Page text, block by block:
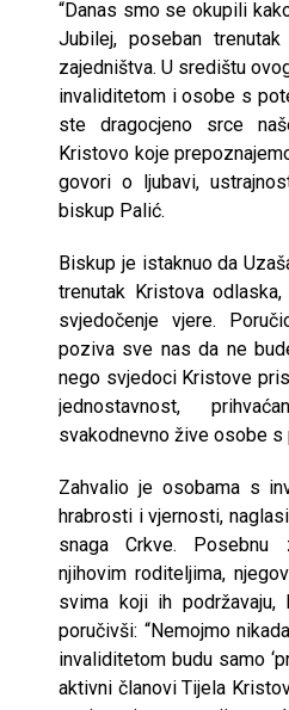
“Danas smo se okupili
Jubilej, poseban
zajedništva. U središtu
invaliditetom i osobe s
ste dragocjeno srce
Kristovo koje
govori o ljubavi,
biskup Palić.
Biskup je istaknuo da
trenutak Kristova
svjedočenje vjere.
poziva sve nas da ne
nego svjedoci Kristove
jednostavnost,
svakodnevno žive osobe s
Zahvalio je osobama s
hrabrosti i vjernosti,
snaga Crkve. Posebnu
njihovim roditeljima,
svima koji ih
poručivši: “Nemojmo
invaliditetom budu samo
aktivni članovi Tijela